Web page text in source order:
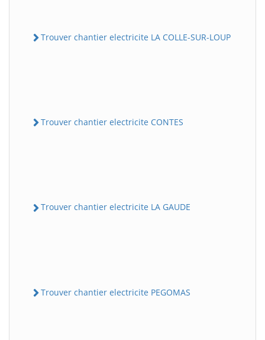
Trouver chantier electricite LA COLLE-SUR-LOUP
Trouver chantier electricite CONTES
Trouver chantier electricite LA GAUDE
Trouver chantier electricite PEGOMAS